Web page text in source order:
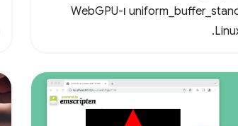
uniform_buffer_standard_layout ו-WebGPU